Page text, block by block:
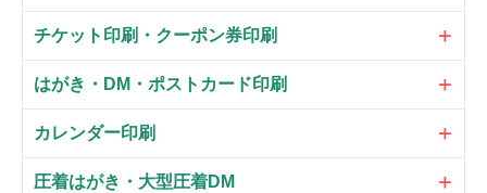
チケット印刷・クーポン券印刷
はがき・DM・ポストカード印刷
カレンダー印刷
圧着はがき・大型圧着DM